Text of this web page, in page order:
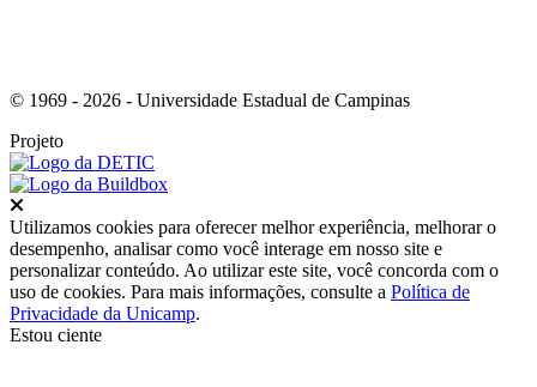
© 1969 - 2026 - Universidade Estadual de Campinas
Projeto
Utilizamos cookies para oferecer melhor experiência, melhorar o
desempenho, analisar como você interage em nosso site e
personalizar conteúdo. Ao utilizar este site, você concorda com o
uso de cookies. Para mais informações, consulte a Política de
Privacidade da Unicamp.
Estou ciente